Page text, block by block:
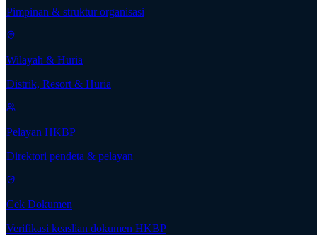
Pimpinan & struktur organisasi
Wilayah & Huria
Distrik, Resort & Huria
Pelayan HKBP
Direktori pendeta & pelayan
Cek Dokumen
Verifikasi keaslian dokumen HKBP